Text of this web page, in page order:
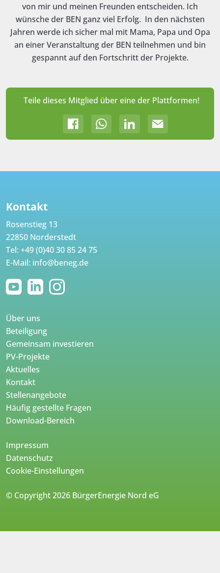
von mir und meinen Freunden entscheiden. Ich
wünsche der BEN ganz viel Erfolg. In den nächsten
Jahren werde ich sicher mal mit Mama, Papa und Opa
an einer Veranstaltung der BEN teilnehmen und bin
gespannt auf den Fortschritt der Projekte.
Teile dieses Mitglied über eine der Plattformen!
Kontakt
Rosenstieg 13
22850 Norderstedt
Tel: +49 (0)40 30 85 24 75
E-Mail: info@beneg.de
Über uns
Beteiligung
Gemeinsam investieren
PV-Projekte
Aktuelles
Kontakt
Stellenangebote
Häufig gestellte Fragen
Download-Bereich
Impressum
Datenschutz
Cookie-Einstellungen
© Copyright 2026 BürgerEnergie Nord eG